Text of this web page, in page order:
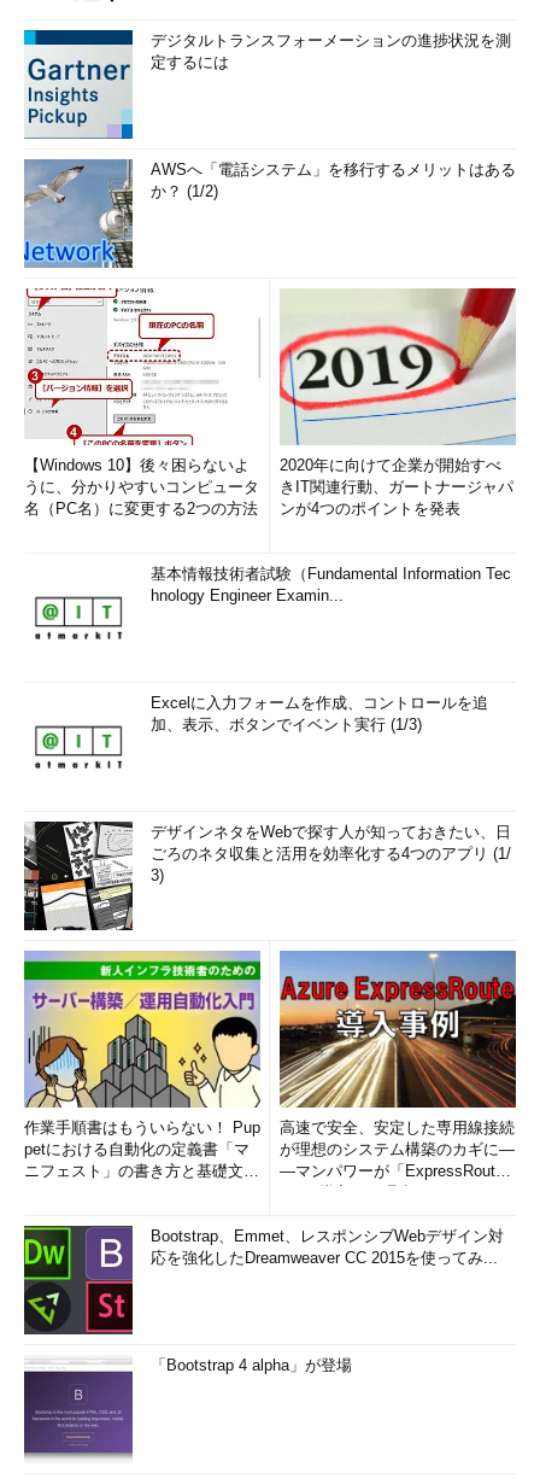
デジタルトランスフォーメーションの進捗状況を測
定するには
AWSへ「電話システム」を移行するメリットはある
か？ (1/2)
【Windows 10】後々困らないよ
うに、分かりやすいコンピュータ
名（PC名）に変更する2つの方法
2020年に向けて企業が開始すべ
きIT関連行動、ガートナージャパ
ンが4つのポイントを発表
基本情報技術者試験（Fundamental Information Tec
hnology Engineer Examin...
Excelに入力フォームを作成、コントロールを追
加、表示、ボタンでイベント実行 (1/3)
デザインネタをWebで探す人が知っておきたい、日
ごろのネタ収集と活用を効率化する4つのアプリ (1/
3)
作業手順書はもういらない！ Pup
petにおける自動化の定義書「マ
ニフェスト」の書き方と基礎文法
高速で安全、安定した専用線接続
が理想のシステム構築のカギに―
―マンパワーが「ExpressRout
Bootstrap、Emmet、レスポンシブWebデザイン対
応を強化したDreamweaver CC 2015を使ってみ...
「Bootstrap 4 alpha」が登場